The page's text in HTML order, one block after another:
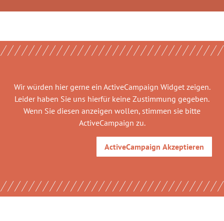
Wir würden hier gerne ein ActiveCampaign Widgetzeigen.
Leider haben Sie uns hierfür keine Zustimmung gegeben.
Wenn Sie diesen anzeigen wollen, stimmen sie bitte
ActiveCampaign zu.
ActiveCampaign Akzeptieren